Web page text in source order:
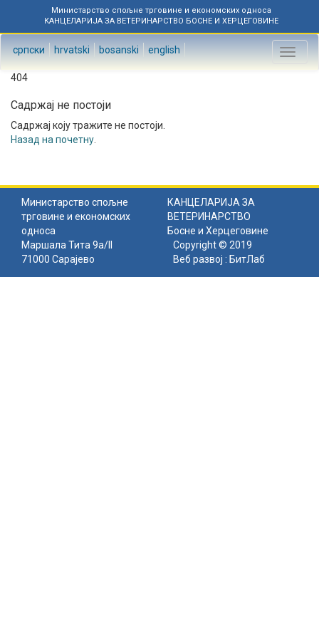
Министарство спољне трговине и економских односа
КАНЦЕЛАРИЈА ЗА ВЕТЕРИНАРСТВО БОСНЕ И ХЕРЦЕГОВИНЕ
српски hrvatski bosanski english
Toggle
404
Садржај не постоји
Садржај коју тражите не постоји.
Назад на почетну
Министарство спољне
трговине и економских
односа
КАНЦЕЛАРИЈА ЗА
ВЕТЕРИНАРСТВО
Босне и Херцеговине
Маршала Тита 9а/II
71000 Сарајево
Copyright © 2019
Веб развој : БитЛаб